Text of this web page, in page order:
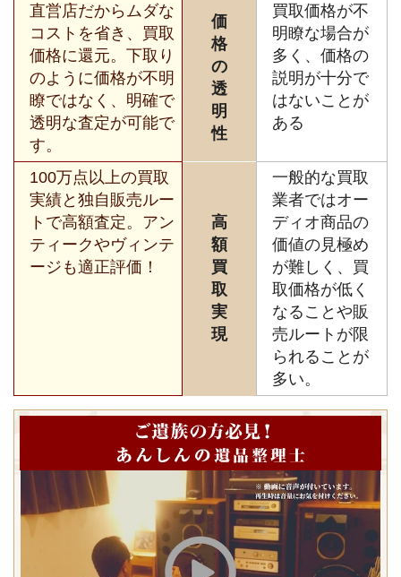
直営店だからムダな
コストを省き、買取
価格に還元。下取り
のように価格が不明
瞭ではなく、明確で
透明な査定が可能で
す。
価
格
の
透
明
性
買取価格が不
明瞭な場合が
多く、価格の
説明が十分で
はないことが
ある
100万点以上の買取
実績と独自販売ルー
トで高額査定。アン
ティークやヴィンテ
ージも適正評価！
高
額
買
取
実
現
一般的な買取
業者ではオー
ディオ商品の
価値の見極め
が難しく、買
取価格が低く
なることや販
売ルートが限
られることが
多い。